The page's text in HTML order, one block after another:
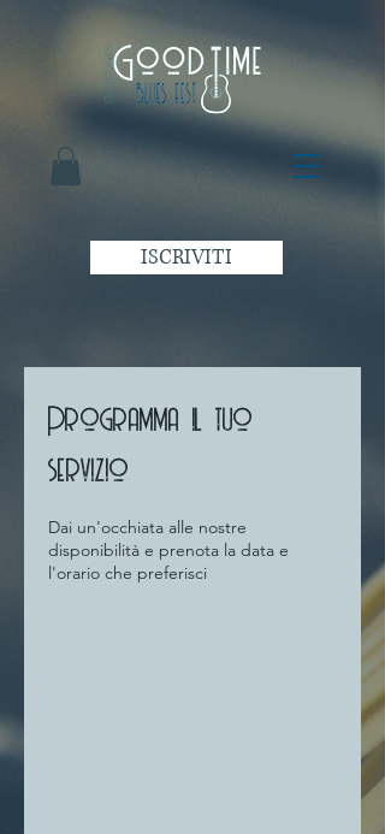
ISCRIVITI
Programma il tuo
servizio
Dai un'occhiata alle nostre
disponibilità e prenota la data e
l'orario che preferisci